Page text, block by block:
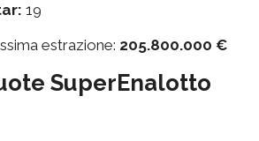
19
estrazione: 205.800.000 €
SuperEnalotto